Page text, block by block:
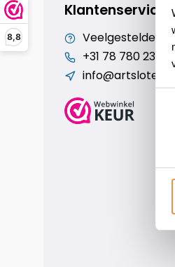
8,8
Klantenservice
Veelgestelde
+31 78 780 2330
info@artsloten.nl